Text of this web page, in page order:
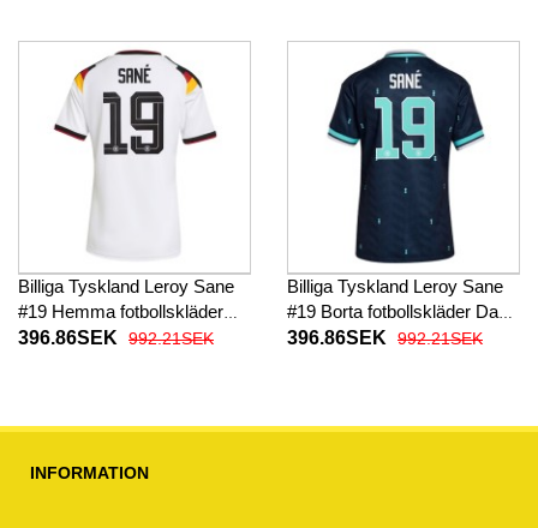
Billiga Tyskland Leroy Sane
#19 Hemma fotbollskläder
Dam VM 2026 Kortärmad
396.86SEK 992.21SEK
Billiga Tyskland Leroy Sane
#19 Borta fotbollskläder Dam
VM 2026 Kortärmad
396.86SEK 992.21SEK
INFORMATION